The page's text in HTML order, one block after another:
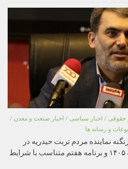
حقوقی / اخبار سیاسی / اخبار صنعت و معدن /
و رسانه ها
نماینده مردم تربت حیدریه در
مجلس شورای اسلامی : بودجه ۱۴۰۵ و برنامه هفتم متناسب با شرایط